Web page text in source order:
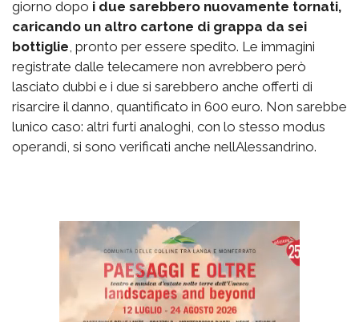
giorno dopo i due sarebbero nuovamente tornati,
caricando un altro cartone di grappa da sei
bottiglie , pronto per essere spedito. Le immagini
registrate dalle telecamere non avrebbero però
lasciato dubbi e i due si sarebbero anche offerti di
risarcire il danno, quantificato in 600 euro. Non sarebbe
lunico caso: altri furti analoghi, con lo stesso modus
operandi, si sono verificati anche nellAlessandrino.